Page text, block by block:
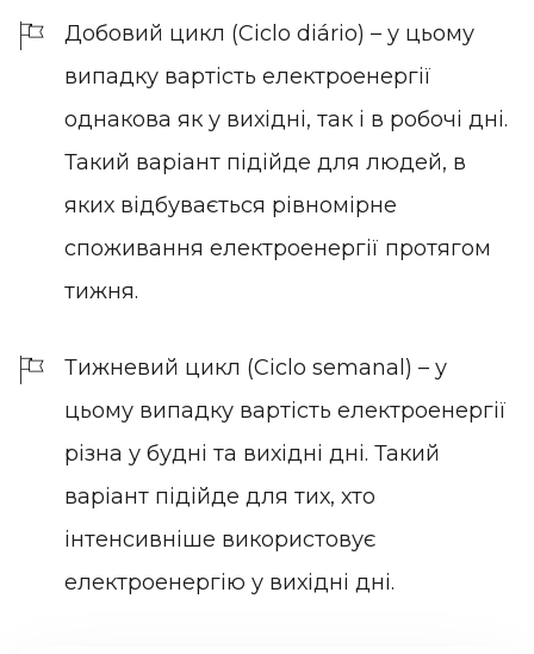
Добовий цикл (Ciclo diário) – у цьому
випадку вартість електроенергії
однакова як у вихідні, так і в робочі дні.
Такий варіант підійде для людей, в
яких відбувається рівномірне
споживання електроенергії протягом
тижня.
Тижневий цикл (Ciclo semanal) – у
цьому випадку вартість електроенергії
різна у будні та вихідні дні. Такий
варіант підійде для тих, хто
інтенсивніше використовує
електроенергію у вихідні дні.